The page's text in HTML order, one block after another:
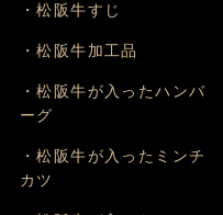
・松阪牛すじ
・松阪牛加工品
・松阪牛が入ったハンバ
ーグ
・松阪牛が入ったミンチ
カツ